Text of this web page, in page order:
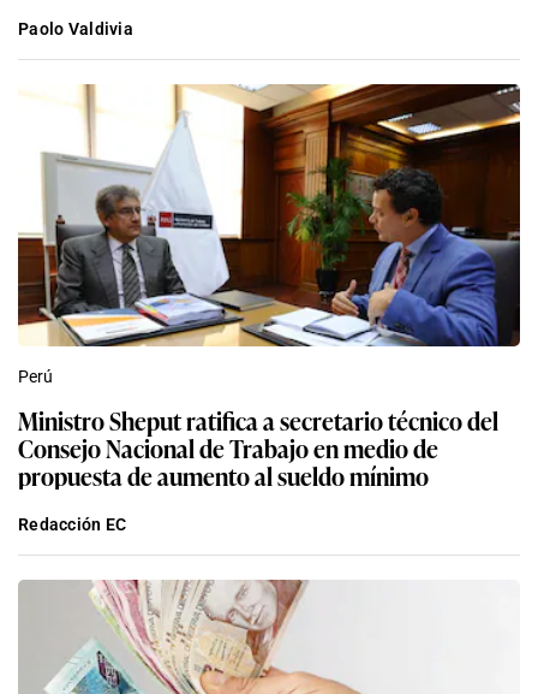
Paolo Valdivia
Perú
Ministro Sheput ratifica a secretario técnico del
Consejo Nacional de Trabajo en medio de
propuesta de aumento al sueldo mínimo
Redacción EC